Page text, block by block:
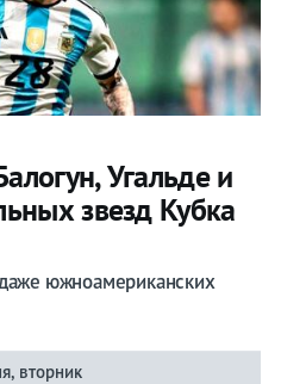
Угальде и
звезд Кубка
южноамериканских
вторник